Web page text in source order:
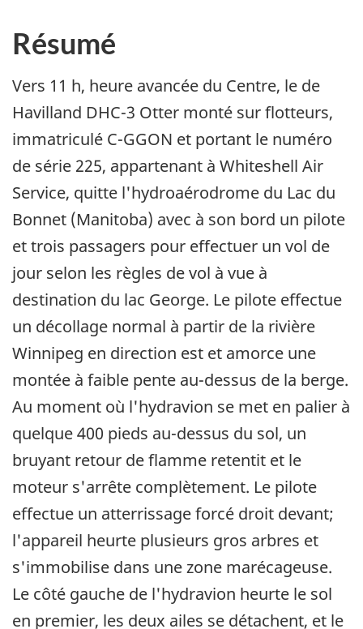
Résumé
Vers 11 h, heure avancée du Centre, le de
Havilland DHC-3 Otter monté sur flotteurs,
immatriculé C-GGON et portant le numéro
de série 225, appartenant à Whiteshell Air
Service, quitte l'hydroaérodrome du Lac du
Bonnet (Manitoba) avec à son bord un pilote
et trois passagers pour effectuer un vol de
jour selon les règles de vol à vue à
destination du lac George. Le pilote effectue
un décollage normal à partir de la rivière
Winnipeg en direction est et amorce une
montée à faible pente au-dessus de la berge.
Au moment où l'hydravion se met en palier à
quelque 400 pieds au-dessus du sol, un
bruyant retour de flamme retentit et le
moteur s'arrête complètement. Le pilote
effectue un atterrissage forcé droit devant;
l'appareil heurte plusieurs gros arbres et
s'immobilise dans une zone marécageuse.
Le côté gauche de l'hydravion heurte le sol
en premier, les deux ailes se détachent, et le